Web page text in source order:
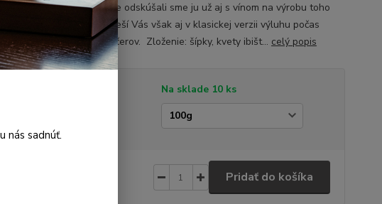
čajového punču, ale odskúšali sme ju už aj s vínom na výrobu toho
dospeláckeho. Poteší Vás však aj v klasickej verzii výluhu počas
dlhých zimných večerov. Zloženie: šípky, kvety ibišt... celý popis
Na sklade 10 ks
Pridať do košíka
nás sadnúť.